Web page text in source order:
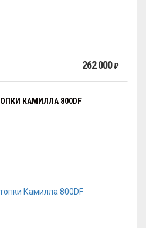
262 000₽
КАМИЛЛА 800DF